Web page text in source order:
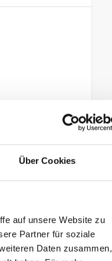
Über Cookies
auf unsere Website zu
Partner für soziale
Daten zusammen,
flexibel und